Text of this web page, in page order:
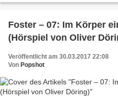
Foster – 07: Im Körper
(Hörspiel von Oliver
Veröffentlicht am 30.03.2017 22:08
Von Popshot